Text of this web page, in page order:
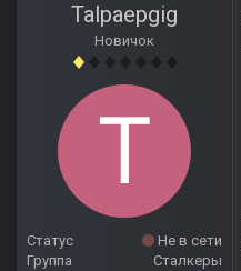
Talpaepgig
Новичок
Статус
Не в сети
Группа
Сталкеры